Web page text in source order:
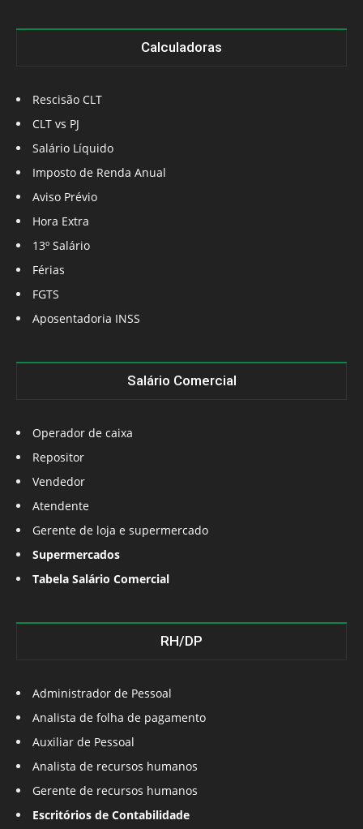
Calculadoras
Rescisão CLT
CLT vs PJ
Salário Líquido
Imposto de Renda Anual
Aviso Prévio
Hora Extra
13º Salário
Férias
FGTS
Aposentadoria INSS
Salário Comercial
Operador de caixa
Repositor
Vendedor
Atendente
Gerente de loja e supermercado
Supermercados
Tabela Salário Comercial
RH/DP
Administrador de Pessoal
Analista de folha de pagamento
Auxiliar de Pessoal
Analista de recursos humanos
Gerente de recursos humanos
Escritórios de Contabilidade